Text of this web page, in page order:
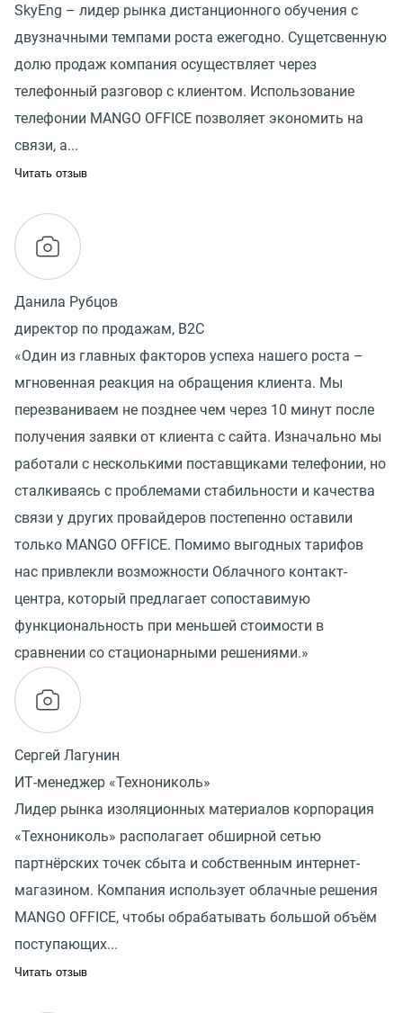
SkyEng – лидер рынка дистанционного обучения с
двузначными темпами роста ежегодно. Сущетсвенную
долю продаж компания осуществляет через
телефонный разговор с клиентом. Использование
телефонии MANGO OFFICE позволяет экономить на
связи, а...
Читать отзыв
Данила Рубцов
директор по продажам, B2C
«Один из главных факторов успеха нашего роста –
мгновенная реакция на обращения клиента. Мы
перезваниваем не позднее чем через 10 минут после
получения заявки от клиента с сайта. Изначально мы
работали с несколькими поставщиками телефонии, но
сталкиваясь с проблемами стабильности и качества
связи у других провайдеров постепенно оставили
только MANGO OFFICE. Помимо выгодных тарифов
нас привлекли возможности Облачного контакт-
центра, который предлагает сопоставимую
функциональность при меньшей стоимости в
сравнении со стационарными решениями.»
Сергей Лагунин
ИТ-менеджер «Технониколь»
Лидер рынка изоляционных материалов корпорация
«Технониколь» располагает обширной сетью
партнёрских точек сбыта и собственным интернет-
магазином. Компания использует облачные решения
MANGO OFFICE, чтобы обрабатывать большой объём
поступающих...
Читать отзыв